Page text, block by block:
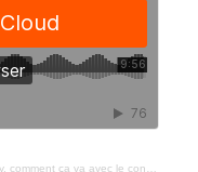
ça va avec le confinement ?